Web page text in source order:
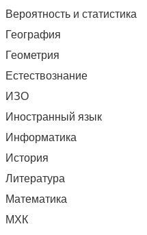
Вероятность и статистика
География
Геометрия
Естествознание
ИЗО
Иностранный язык
Информатика
История
Литература
Математика
МХК